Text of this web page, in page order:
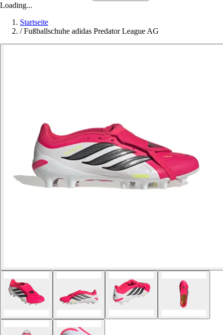
Loading...
Startseite
/ Fußballschuhe adidas Predator League AG